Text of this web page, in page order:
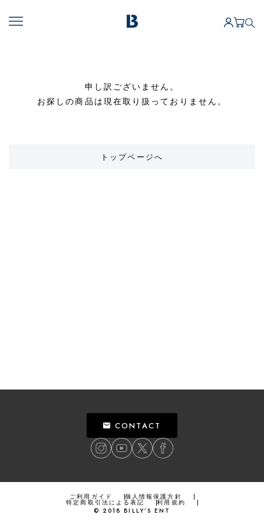
申し訳ございません。
お探しの商品は現在取り扱っておりません。
トップページへ
CONTACT
ご利用ガイド 個人情報保護方針
特定商取引法による表記
利用規約
© 2018 BILLY’S ENT